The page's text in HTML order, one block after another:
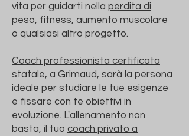
vita per guidarti nella perdita di
peso, fitness, aumento muscolare
o qualsiasi altro progetto.
Coach professionista certificata
statale, a Grimaud, sarà la persona
ideale per studiare le tue esigenze
e fissare con te obiettivi in
evoluzione. L'allenamento non
basta, il tuo coach privato a